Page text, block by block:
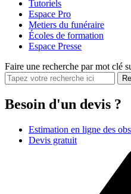
Tutoriels
Espace Pro
Metiers du funéraire
Écoles de formation
Espace Presse
Faire une recherche par mot clé
Besoin d'un devis ?
Estimation en ligne des
Devis gratuit